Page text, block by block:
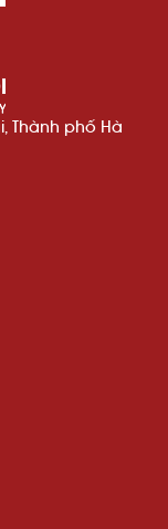
Thành phố Hà